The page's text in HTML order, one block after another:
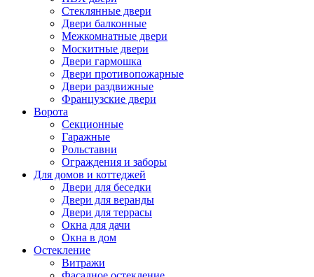
Стеклянные двери
Двери балконные
Межкомнатные двери
Москитные двери
Двери гармошка
Двери противопожарные
Двери раздвижные
Французские двери
Ворота
Секционные
Гаражные
Рольставни
Ограждения и заборы
Для домов и коттеджей
Двери для беседки
Двери для веранды
Двери для террасы
Окна для дачи
Окна в дом
Остекление
Витражи